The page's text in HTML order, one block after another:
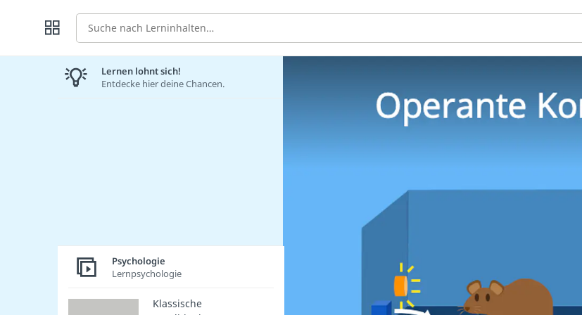
Suche
Lernen lohnt sich!
Entdecke hier deine Chancen.
Psychologie
Lernpsychologie
Klassische